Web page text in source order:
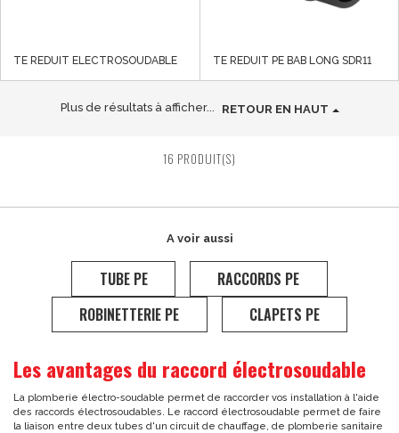
TE REDUIT ELECTROSOUDABLE TE REDUIT PE BAB LONG SDR11
Plus de résultats à afficher... RETOUR EN HAUT
16 PRODUIT(S)
A voir aussi
TUBE PE
RACCORDS PE
ROBINETTERIE PE
CLAPETS PE
Les avantages du raccord électrosoudable
La plomberie électro-soudable permet de raccorder vos installation à l'aide
des raccords électrosoudables. Le raccord électrosoudable permet de faire
la liaison entre deux tubes d'un circuit de chauffage, de plomberie sanitaire